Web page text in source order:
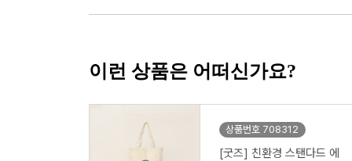
이런 상품은 어떠신가요?
상품번호 708312
[굿즈] 친환경 스탠다드 에